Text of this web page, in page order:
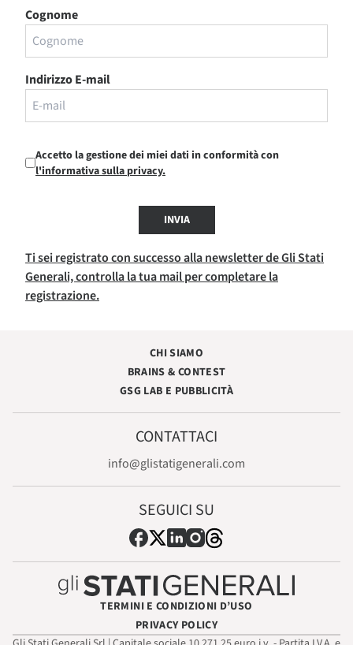
Cognome
Indirizzo E-mail
Accetto la gestione dei miei dati in conformità con
l'informativa sulla privacy.
INVIA
Ti sei registrato con successo alla newsletter de Gli Stati
Generali, controlla la tua mail per completare la
registrazione.
CHI SIAMO
BRAINS & CONTEST
GSG LAB E PUBBLICITÀ
CONTATTACI
info@glistatigenerali.com
SEGUICI SU
TERMINI E CONDIZIONI D’USO
PRIVACY POLICY